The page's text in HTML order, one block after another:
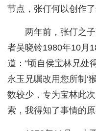
节点，张仃何以创作
两年前，张仃之
者吴晓铃1980年10月
道：“顷自侯宝林兄处
永玉兄嘱改用您所制‘
数较少，专为宝林此
索，我得知了事情的原